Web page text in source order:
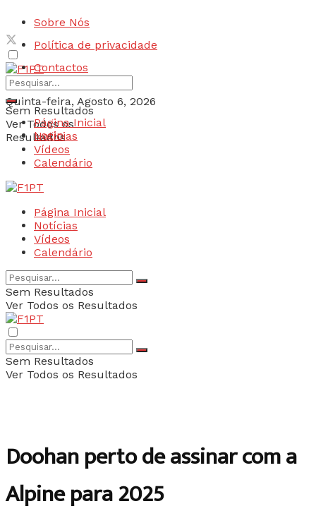
Sobre Nós
Política de privacidade
Contactos
Quinta-feira, Agosto 6, 2026
Login
Sem Resultados
Ver Todos os
Resultados
Página Inicial
Notícias
Vídeos
Calendário
Página Inicial
Notícias
Vídeos
Calendário
Sem Resultados
Ver Todos os Resultados
Sem Resultados
Ver Todos os Resultados
Doohan perto de assinar com a
Alpine para 2025